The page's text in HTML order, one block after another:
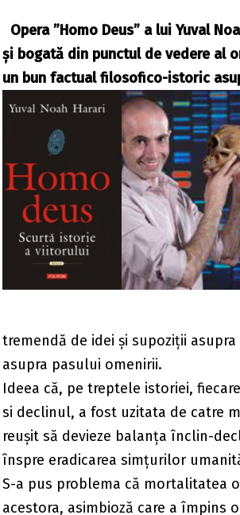
Opera ”Homo Deus” a lui Yuval
și bogată din punctul de vedere al
un bun factual filosofico-istoric
tremendă de idei și supoziții
asupra pasului omenirii.
Ideea că, pe treptele istoriei,
si declinul, a fost uzitata de catre
reușit să devieze balanța înclin-
înspre eradicarea simțurilor
S-a pus problema că mortalitatea
acestora, asimbioză care a împins